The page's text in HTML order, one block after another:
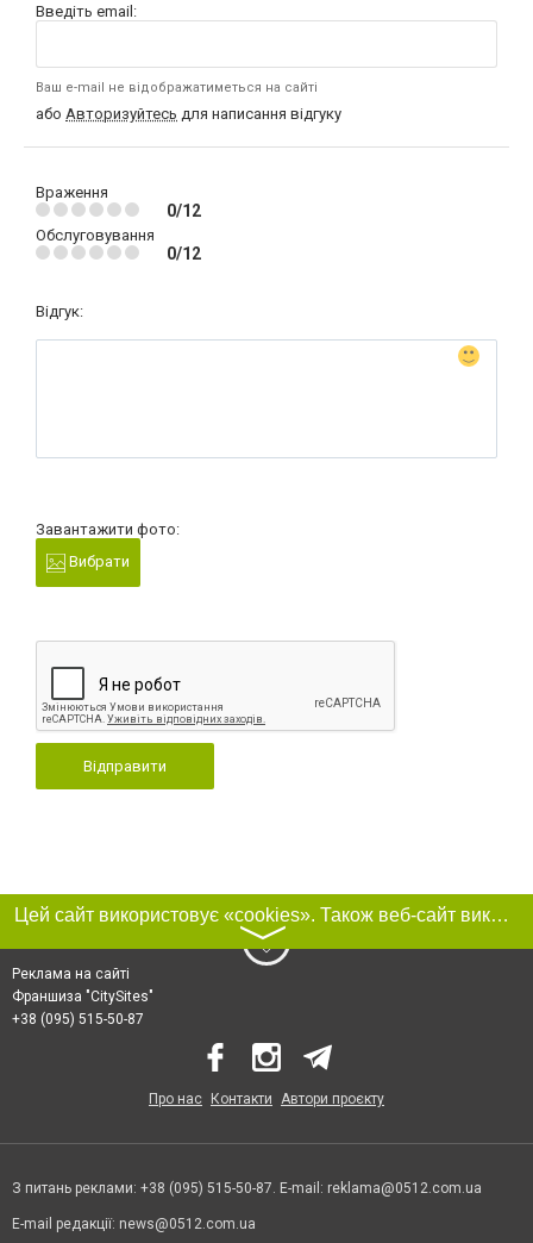
Введіть email:
Ваш e-mail не відображатиметься на сайті
або Авторизуйтесь для написання відгуку
Враження
0/12
Обслуговування
0/12
Відгук:
Завантажити фото:
Вибрати
Відправити
Цей сайт використовує «cookies». Також веб-сайт використовує інтернет-сервіс для збору технічних даних стосовно відвідувачів з метою отримання маркетингової та статистичної інформації. Умови обробки даних відвідувачів сайту див.
〉
Реклама на сайті
Франшиза "CitySites"
+38 (095) 515-50-87
Про нас Контакти Автори проєкту
З питань реклами: +38 (095) 515-50-87. E-mail: reklama@0512.com.ua
E-mail редакції: news@0512.com.ua